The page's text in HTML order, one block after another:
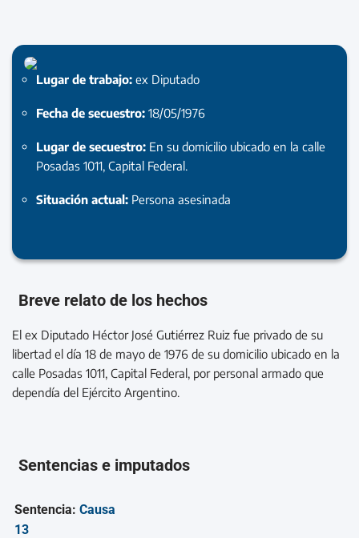
Lugar de trabajo: ex Diputado
Fecha de secuestro: 18/05/1976
Lugar de secuestro: En su domicilio ubicado en la calle
Posadas 1011, Capital Federal.
Situación actual: Persona asesinada
Breve relato de los hechos
El ex Diputado Héctor José Gutiérrez Ruiz fue privado de su
libertad el día 18 de mayo de 1976 de su domicilio ubicado en la
calle Posadas 1011, Capital Federal, por personal armado que
dependía del Ejército Argentino.
Sentencias e imputados
Sentencia: Causa
13